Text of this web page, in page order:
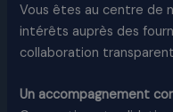
Vous êtes au centre de
intérêts auprès des
collaboration
Un accompagnement